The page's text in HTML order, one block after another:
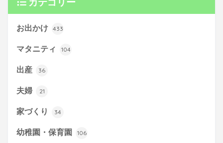
カテゴリー
お出かけ 433
マタニティ 104
出産 36
夫婦 21
家づくり 34
幼稚園・保育園 106